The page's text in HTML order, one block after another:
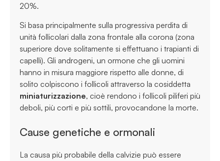
20%.
Si basa principalmente sulla progressiva perdita di
unità follicolari dalla zona frontale alla corona (zona
superiore dove solitamente si effettuano i trapianti di
capelli). Gli androgeni, un ormone che gli uomini
hanno in misura maggiore rispetto alle donne, di
solito colpiscono i follicoli attraverso la cosiddetta
miniaturizzazione, cioè rendono i follicoli piliferi più
deboli, più corti e più sottili, provocandone la morte.
Cause genetiche e ormonali
La causa più probabile della calvizie può essere